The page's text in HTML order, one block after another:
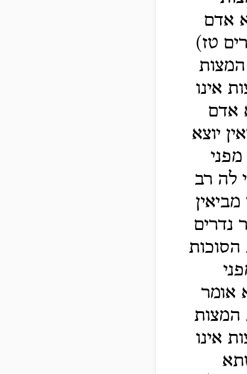
אדם
טז)
אינו
אדם
יוצא
לה רב
נדרים
הסוכות
אומר
המצות
אינו